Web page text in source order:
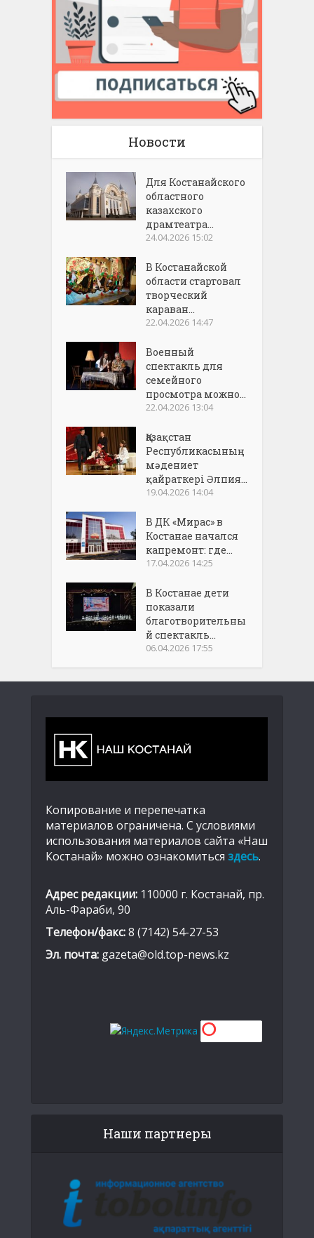
Новости
Для Костанайского
областного
казахского
драмтеатра...
24.04.2026 15:02
В Костанайской
области стартовал
творческий
караван...
22.04.2026 14:47
Военный
спектакль для
семейного
просмотра можно...
22.04.2026 13:04
Қазақстан
Республикасының
мәдениет
қайраткері Әлпия...
19.04.2026 14:04
В ДК «Мирас» в
Костанае начался
капремонт: где...
17.04.2026 14:25
В Костанае дети
показали
благотворительны
й спектакль...
06.04.2026 17:55
Копирование и перепечатка
материалов ограничена. С условиями
использования материалов сайта «Наш
Костанай» можно ознакомиться здесь.
Адрес редакции: 110000 г. Костанай, пр.
Аль-Фараби, 90
Телефон/факс:8 (7142) 54-27-53
Эл. почта: gazeta@old.top-news.kz
Наши партнеры